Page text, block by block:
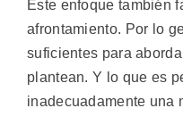
Este enfoque también
afrontamiento. Por lo
suficientes para
plantean. Y lo que es
inadecuadamente una